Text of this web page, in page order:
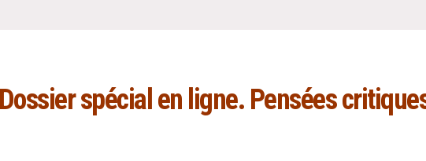
Dossier spécial en ligne. Pensées